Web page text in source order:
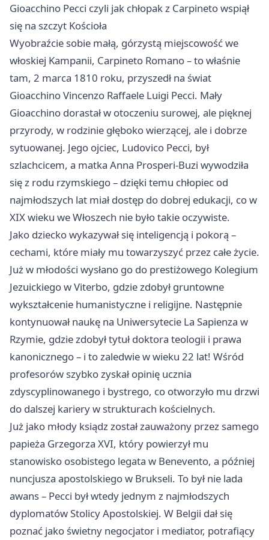
Gioacchino Pecci czyli jak chłopak z Carpineto wspiął
się na szczyt Kościoła
Wyobraźcie sobie małą, górzystą miejscowość we
włoskiej Kampanii, Carpineto Romano – to właśnie
tam, 2 marca 1810 roku, przyszedł na świat
Gioacchino Vincenzo Raffaele Luigi Pecci. Mały
Gioacchino dorastał w otoczeniu surowej, ale pięknej
przyrody, w rodzinie głęboko wierzącej, ale i dobrze
sytuowanej. Jego ojciec, Ludovico Pecci, był
szlachcicem, a matka Anna Prosperi-Buzi wywodziła
się z rodu rzymskiego – dzięki temu chłopiec od
najmłodszych lat miał dostęp do dobrej edukacji, co w
XIX wieku we Włoszech nie było takie oczywiste.
Jako dziecko wykazywał się inteligencją i pokorą –
cechami, które miały mu towarzyszyć przez całe życie.
Już w młodości wysłano go do prestiżowego Kolegium
Jezuickiego w Viterbo, gdzie zdobył gruntowne
wykształcenie humanistyczne i religijne. Następnie
kontynuował naukę na Uniwersytecie La Sapienza w
Rzymie, gdzie zdobył tytuł doktora teologii i prawa
kanonicznego – i to zaledwie w wieku 22 lat! Wśród
profesorów szybko zyskał opinię ucznia
zdyscyplinowanego i bystrego, co otworzyło mu drzwi
do dalszej kariery w strukturach kościelnych.
Już jako młody ksiądz został zauważony przez samego
papieża Grzegorza XVI, który powierzył mu
stanowisko osobistego legata w Benevento, a później
nuncjusza apostolskiego w Brukseli. To był nie lada
awans – Pecci był wtedy jednym z najmłodszych
dyplomatów Stolicy Apostolskiej. W Belgii dał się
poznać jako świetny negocjator i mediator, potrafiący